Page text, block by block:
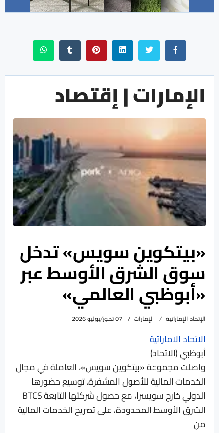
الإمارات | إقتصاد
«بيتكوين سويس» تدخل
سوق الشرق الأوسط عبر
«أبوظبي العالمي»
الإتحاد الإماراتية الإمارات 07 تموز/يوليو 2026
الاتحاد الاماراتية
أبوظبي (الاتحاد)
واصلت مجموعة «بيتكوين سويس»، العاملة في مجال
الخدمات المالية للأصول المشفرة، توسيع حضورها
الدولي خارج سويسرا، مع حصول شركتها التابعة BTCS
الشرق الأوسط المحدودة، على تصريح الخدمات المالية
من